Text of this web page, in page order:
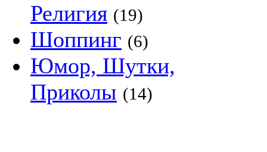
Религия (19)
Шоппинг (6)
Юмор, Шутки,
Приколы (14)